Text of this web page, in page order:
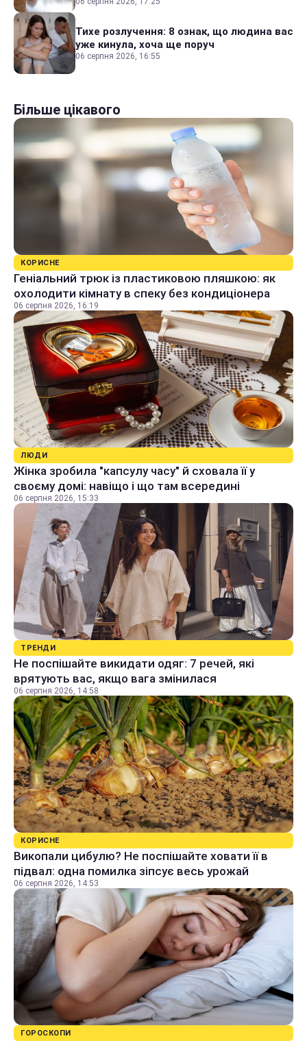
Тихе розлучення: 8 ознак, що людина вас
уже кинула, хоча ще поруч
06 серпня 2026, 16:55
Більше цікавого
КОРИСНЕ
Геніальний трюк із пластиковою пляшкою: як
охолодити кімнату в спеку без кондиціонера
06 серпня 2026, 16:19
ЛЮДИ
Жінка зробила "капсулу часу" й сховала її у
своєму домі: навіщо і що там всередині
06 серпня 2026, 15:33
ТРЕНДИ
Не поспішайте викидати одяг: 7 речей, які
врятують вас, якщо вага змінилася
06 серпня 2026, 14:58
КОРИСНЕ
Викопали цибулю? Не поспішайте ховати її в
підвал: одна помилка зіпсує весь урожай
06 серпня 2026, 14:53
ГОРОСКОПИ